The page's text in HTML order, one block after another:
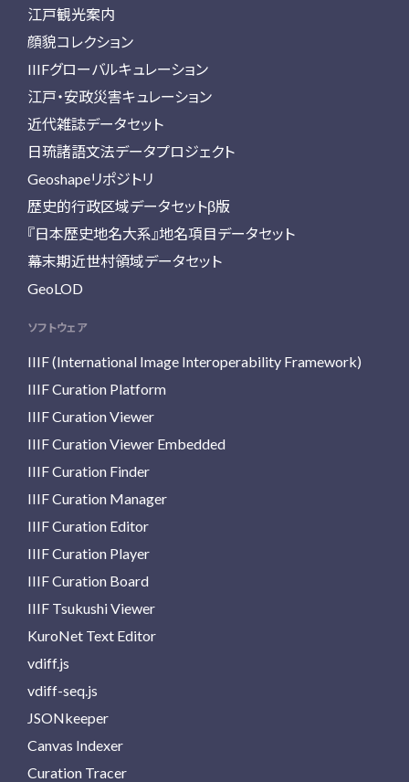
江戸観光案内
顔貌コレクション
IIIFグローバルキュレーション
江戸・安政災害キュレーション
近代雑誌データセット
日琉諸語文法データプロジェクト
Geoshapeリポジトリ
歴史的行政区域データセットβ版
『日本歴史地名大系』地名項目データセット
幕末期近世村領域データセット
GeoLOD
ソフトウェア
IIIF (International Image Interoperability Framework)
IIIF Curation Platform
IIIF Curation Viewer
IIIF Curation Viewer Embedded
IIIF Curation Finder
IIIF Curation Manager
IIIF Curation Editor
IIIF Curation Player
IIIF Curation Board
IIIF Tsukushi Viewer
KuroNet Text Editor
vdiff.js
vdiff-seq.js
JSONkeeper
Canvas Indexer
Curation Tracer